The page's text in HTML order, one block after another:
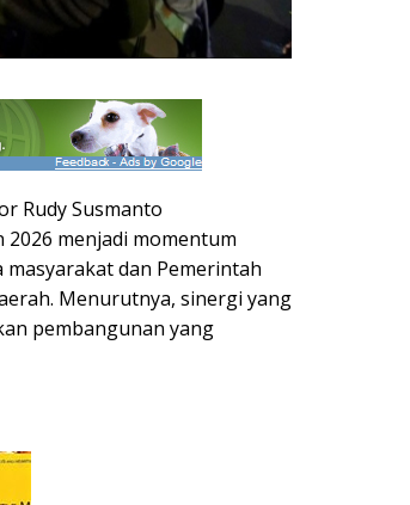
Rudy Susmanto
menjadi momentum
dan Pemerintah
Menurutnya, sinergi yang
pembangunan yang